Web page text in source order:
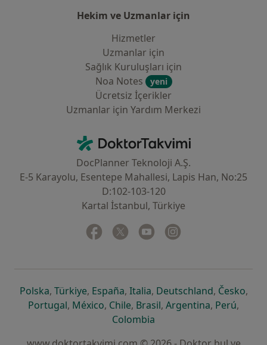
Hekim ve Uzmanlar için
Hizmetler
Uzmanlar için
Sağlık Kuruluşları için
Noa Notes
yeni
Ücretsiz İçerikler
Uzmanlar için Yardım Merkezi
DoktorTakvimi - Ana Sayfa
DocPlanner Teknoloji A.Ş.
E-5 Karayolu, Esentepe Mahallesi, Lapis Han, No:25
D:102-103-120
Kartal İstanbul, Türkiye
Facebook
yeni bir sekmede açılır
Twitter
yeni bir sekmede açılır
Youtube
yeni bir sekmede açılır
Polskayeni bir sekmede açılır
, Türkiyeyeni bir sekmede açılır
, Españayeni bir sekmede açılır
, Italiayeni bir sekmede açılır
, Deutschlandyeni bir
, Českoyeni
,
Portugalyeni bir sekmede açılır
, Méxicoyeni bir sekmede açılır
, Chileyeni bir sekmede açılır
, Brasilyeni bir sekmede açılır
, Argentinayeni bir
, Perúyeni
,
Colombia